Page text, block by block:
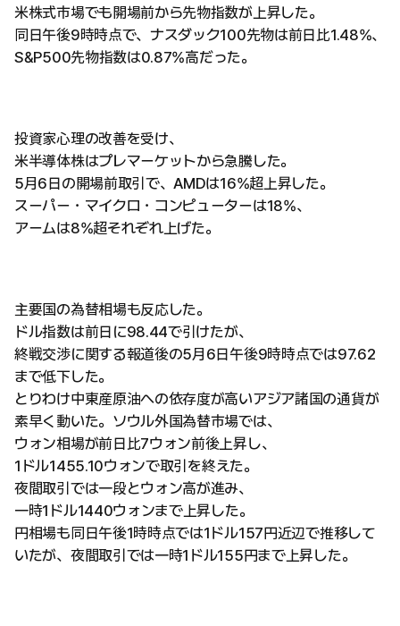
米株式市場でも開場前から先物指数が上昇した。
同日午後9時時点で、ナスダック100先物は前日比1.48%、
S&P500先物指数は0.87%高だった。
投資家心理の改善を受け、
米半導体株はプレマーケットから急騰した。
5月6日の開場前取引で、AMDは16%超上昇した。
スーパー・マイクロ・コンピューターは18%、
アームは8%超それぞれ上げた。
主要国の為替相場も反応した。
ドル指数は前日に98.44で引けたが、
終戦交渉に関する報道後の5月6日午後9時時点では97.62
まで低下した。
とりわけ中東産原油への依存度が高いアジア諸国の通貨が
素早く動いた。ソウル外国為替市場では、
ウォン相場が前日比7ウォン前後上昇し、
1ドル1455.10ウォンで取引を終えた。
夜間取引では一段とウォン高が進み、
一時1ドル1440ウォンまで上昇した。
円相場も同日午後1時時点では1ドル157円近辺で推移して
いたが、夜間取引では一時1ドル155円まで上昇した。